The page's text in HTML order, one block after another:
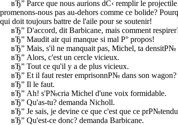
вЂ” Parce que nous aurions dС‹ remplir le
promenons-nous pas au-dehors comme ce bolide?
qui doit toujours battre de l'aile pour se soutenir!
вЂ” D'accord, dit Barbicane, mais comment
вЂ” Maudit air qui manque si mal Р° propos!
вЂ” Mais, s'il ne manquait pas, Michel, ta
вЂ” Alors, c'est un cercle vicieux.
вЂ” Tout ce qu'il y a de plus vicieux.
вЂ” Et il faut rester emprisonnР№ dans son wagon?
вЂ” Il le faut.
вЂ” Ah! s'Р№cria Michel d'une voix formidable.
вЂ” Qu'as-tu? demanda Nicholl.
вЂ” Je sais, je devine ce que c'est que ce
вЂ” Qu'est-ce donc? demanda Barbicane.